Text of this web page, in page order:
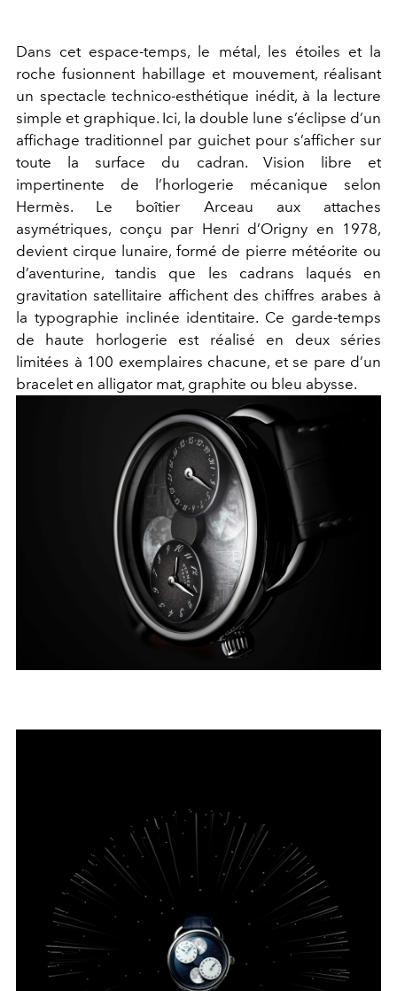
Dans cet espace-temps, le métal, les étoiles et la
roche fusionnent habillage et mouvement, réalisant
un spectacle technico-esthétique inédit, à la lecture
simple et graphique. Ici, la double lune s’éclipse d’un
affichage traditionnel par guichet pour s’afficher sur
toute la surface du cadran. Vision libre et
impertinente de l’horlogerie mécanique selon
Hermès. Le boîtier Arceau aux attaches
asymétriques, conçu par Henri d’Origny en 1978,
devient cirque lunaire, formé de pierre météorite ou
d’aventurine, tandis que les cadrans laqués en
gravitation satellitaire affichent des chiffres arabes à
la typographie inclinée identitaire. Ce garde-temps
de haute horlogerie est réalisé en deux séries
limitées à 100 exemplaires chacune, et se pare d’un
bracelet en alligator mat, graphite ou bleu abysse.